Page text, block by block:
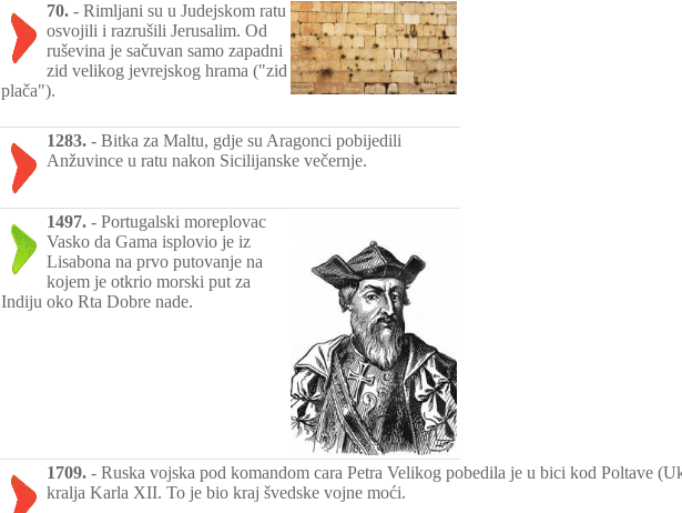
70. - Rimljani su u Judejskom ratu
osvojili i razrušili Jerusalim. Od
ruševina je sačuvan samo zapadni
zid velikog jevrejskog hrama ("zid
plača").
1283. - Bitka za Maltu, gdje su Aragonci pobijedili
Anžuvince u ratu nakon Sicilijanske večernje.
1497. - Portugalski moreplovac
Vasko da Gama isplovio je iz
Lisabona na prvo putovanje na
kojem je otkrio morski put za
Indiju oko Rta Dobre nade.
1709. - Ruska vojska pod komandom cara Petra Velikog pobedila je u bici kod Poltave
kralja Karla XII. To je bio kraj švedske vojne moći.